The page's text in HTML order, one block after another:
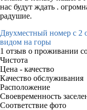
нас будут ждать .
радушие.
Двухместный номер с 2
видом на горы
1 отзыв о проживании
Чистота
Цена - качество
Качество обслуживания
Расположение
Своевременность
Соответствие фото